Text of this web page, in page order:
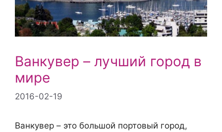
Ванкувер – лучший город в
мире
2016-02-19
Ванкувер – это большой портовый город,